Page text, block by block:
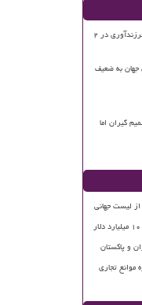
پرداخت بالاتر از ۲۲۰۰ فقره تسهیلات ازدواج و فرزندآوری در ۲
به ضعیف
گیران اما
لیست جهانی
و پاکستان